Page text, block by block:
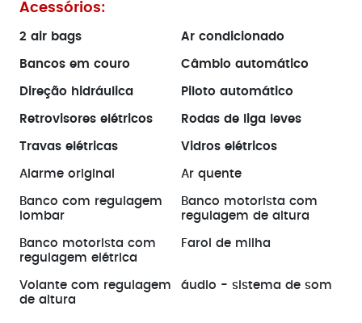
Acessórios:
2 air bags Ar condicionado
Bancos em couro Câmbio automático
Direção hidráulica Piloto automático
Retrovisores elétricos Rodas de liga leves
Travas elétricas Vidros elétricos
Alarme original Ar quente
Banco com regulagem
lombar
Banco motorista com
regulagem de altura
Banco motorista com
regulagem elétrica
Farol de milha
Volante com regulagem
de altura
áudio - sistema de som